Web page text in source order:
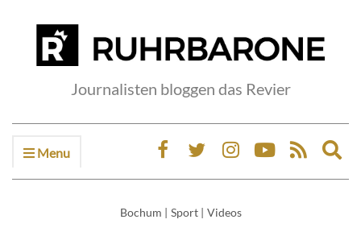
Journalisten bloggen das Revier
Menu
Bochum | Sport | Videos